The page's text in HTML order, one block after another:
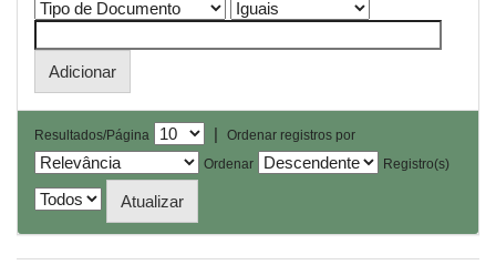
Resultados/Página |
Ordenar registros por
Ordenar
Registro(s)